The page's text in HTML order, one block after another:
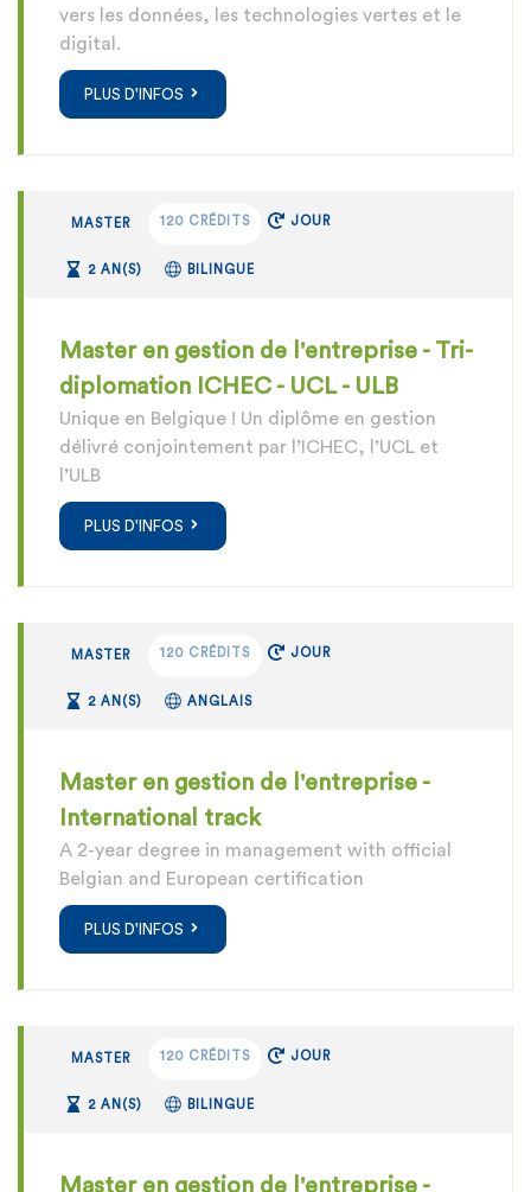
vers les données, les technologies vertes et le
digital.
PLUS D'INFOS
MASTER 120 CRÉDITS JOUR
2 AN(S) BILINGUE
Master en gestion de l'entreprise - Tri-
diplomation ICHEC - UCL - ULB
Unique en Belgique ! Un diplôme en gestion
délivré conjointement par l’ICHEC, l’UCL et
l’ULB
PLUS D'INFOS
MASTER 120 CRÉDITS JOUR
2 AN(S) ANGLAIS
Master en gestion de l'entreprise -
International track
A 2-year degree in management with official
Belgian and European certification
PLUS D'INFOS
MASTER 120 CRÉDITS JOUR
2 AN(S) BILINGUE
Master en gestion de l'entreprise -